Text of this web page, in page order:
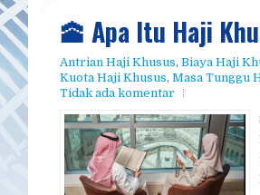
​🕋 Apa Itu Haji
Antrian Haji Khusus​, ​Biaya Haji
Kuota Haji Khusus​, Masa Tunggu
Tidak ada komentar